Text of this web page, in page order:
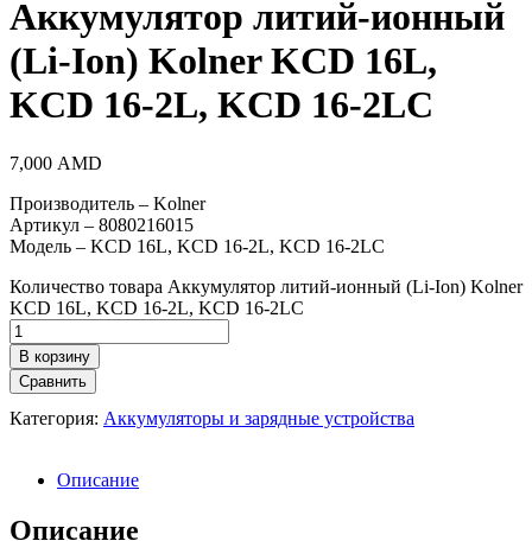
Аккумулятор литий-ионный
(Li-Ion) Kolner KCD 16L,
KCD 16-2L, KCD 16-2LC
7,000 AMD
Производитель – Kolner
Артикул – 8080216015
Модель – KCD 16L, KCD 16-2L, KCD 16-2LC
Количество товара Аккумулятор литий-ионный (Li-Ion) Kolner
KCD 16L, KCD 16-2L, KCD 16-2LC
В корзину
Сравнить
Категория: Аккумуляторы и зарядные устройства
Описание
Описание